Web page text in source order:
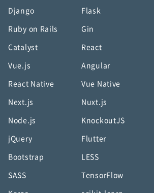
Django Flask
Ruby on Rails Gin
Catalyst React
Vue.js Angular
React Native Vue Native
Next.js Nuxt.js
Node.js KnockoutJS
jQuery Flutter
Bootstrap LESS
SASS TensorFlow